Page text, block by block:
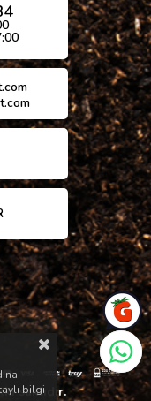
saklıdır.
bilgi